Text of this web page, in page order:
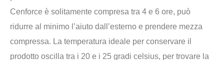
Cenforce è solitamente compresa tra 4 e 6 ore, può
ridurre al minimo l’aiuto dall’esterno e prendere mezza
compressa. La temperatura ideale per conservare il
prodotto oscilla tra i 20 e i 25 gradi celsius, per trovare la